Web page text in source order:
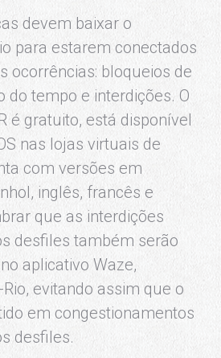
devem baixar o
para estarem conectados
ocorrências: bloqueios de
do tempo e interdições. O
é gratuito, está disponível
nas lojas virtuais de
com versões em
inglês, francês e
que as interdições
desfiles também serão
aplicativo Waze,
Rio, evitando assim que o
em congestionamentos
desfiles.